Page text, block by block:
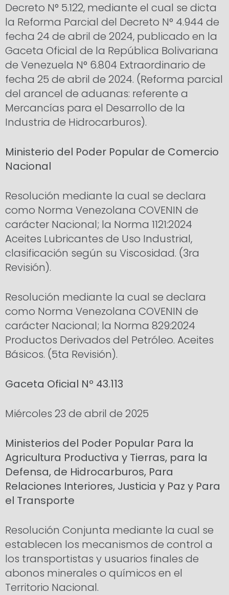
Decreto N° 5.122, mediante el cual se dicta
la Reforma Parcial del Decreto N° 4.944 de
fecha 24 de abril de 2024, publicado en la
Gaceta Oficial de la República Bolivariana
de Venezuela N° 6.804 Extraordinario de
fecha 25 de abril de 2024. (Reforma parcial
del arancel de aduanas: referente a
Mercancías para el Desarrollo de la
Industria de Hidrocarburos).
Ministerio del Poder Popular de Comercio
Nacional
Resolución mediante la cual se declara
como Norma Venezolana COVENIN de
carácter Nacional; la Norma 1121:2024
Aceites Lubricantes de Uso Industrial,
clasificación según su Viscosidad. (3ra
Revisión).
Resolución mediante la cual se declara
como Norma Venezolana COVENIN de
carácter Nacional; la Norma 829:2024
Productos Derivados del Petróleo. Aceites
Básicos. (5ta Revisión).
Gaceta Oficial Nº 43.113
Miércoles 23 de abril de 2025
Ministerios del Poder Popular Para la
Agricultura Productiva y Tierras, para la
Defensa, de Hidrocarburos, Para
Relaciones Interiores, Justicia y Paz y Para
el Transporte
Resolución Conjunta mediante la cual se
establecen los mecanismos de control a
los transportistas y usuarios finales de
abonos minerales o químicos en el
Territorio Nacional.